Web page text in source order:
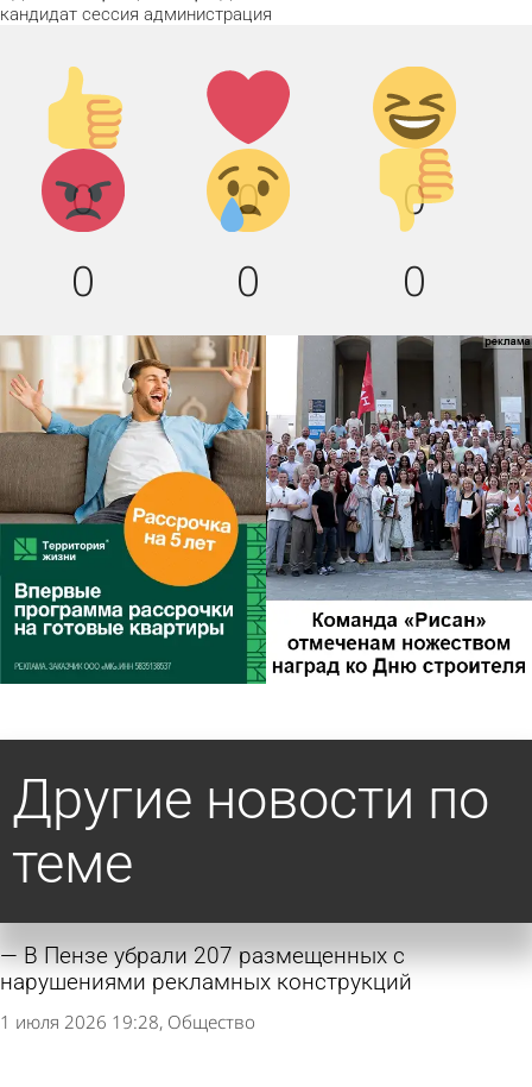
кандидат сессия администрация
Палец
вверх!
0
Лайк!
0
Дикий
смех!
0
Агрессия!
0
Грусть :
(
0
Палец
вниз!
0
Другие новости по
теме
В Пензе убрали 207 размещенных с
нарушениями рекламных конструкций
1 июля 2026 19:28 Общество